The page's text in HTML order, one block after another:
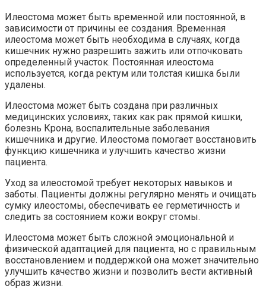
Илеостома может быть временной или постоянной, в
зависимости от причины ее создания. Временная
илеостома может быть необходима в случаях, когда
кишечник нужно разрешить зажить или отпочковать
определенный участок. Постоянная илеостома
используется, когда ректум или толстая кишка были
удалены.
Илеостома может быть создана при различных
медицинских условиях, таких как рак прямой кишки,
болезнь Крона, воспалительные заболевания
кишечника и другие. Илеостома помогает восстановить
функцию кишечника и улучшить качество жизни
пациента.
Уход за илеостомой требует некоторых навыков и
заботы. Пациенты должны регулярно менять и очищать
сумку илеостомы, обеспечивать ее герметичность и
следить за состоянием кожи вокруг стомы.
Илеостома может быть сложной эмоциональной и
физической адаптацией для пациента, но с правильным
восстановлением и поддержкой она может значительно
улучшить качество жизни и позволить вести активный
образ жизни.